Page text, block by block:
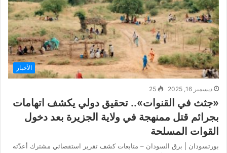
الأخبار
ديسمبر 16, 2025 25
«جثث في القنوات».. تحقيق دولي يكشف اتهامات
بجرائم قتل ممنهجة في ولاية الجزيرة بعد دخول
القوات المسلحة
بورتسودان | برق السودان – متابعات كشف تقرير استقصائي مشترك أعدّته